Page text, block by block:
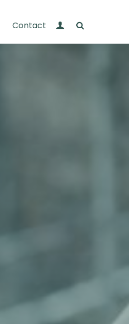
Contact Mijn Wandelnet